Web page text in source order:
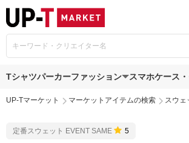
Tシャツパーカーファッション スマホケース
UP-Tマーケット マーケットアイテムの検索 スウェ
定番スウェット EVENT SAME 5